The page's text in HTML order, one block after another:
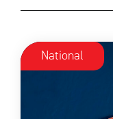
National